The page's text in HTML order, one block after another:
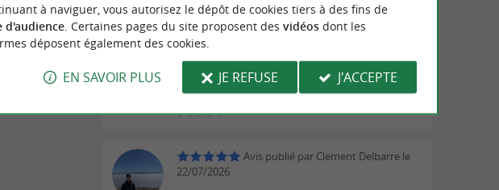
des glacières remplies de nourriture qu'il a
cuisinées à la perfection sur la plancha.
Malheureusement, nous n'avons pas pu
aller très loin le long de la côte à cause des
vents forts, mais cela n'a absolument pas
gâché notre journée. Un grand merci !
✨✨✨✨✨
Avis publié par Clement Delbarre le
22/07/2026
à naviguer, vous autorisez le dépôt de cookies tiers à des fins de
d'audience. Certaines pages du site proposent des vidéosdont les
déposent également des cookies.
EN SAVOIR PLUS JE REFUSE J'ACCEPTE